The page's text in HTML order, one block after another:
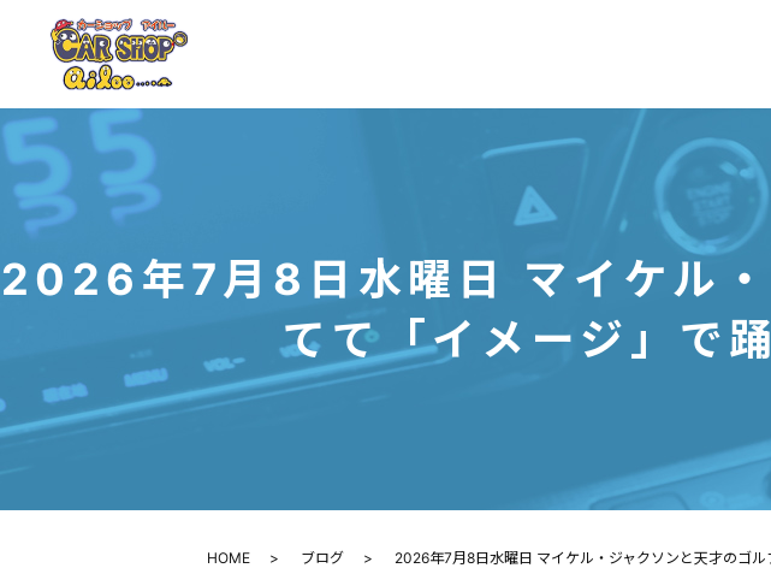
2026年7月8日水曜日 マイケル
てて「イメージ」で
HOME ブログ 2026年7月8日水曜日 マイケル・ジャクソンと天才のゴ